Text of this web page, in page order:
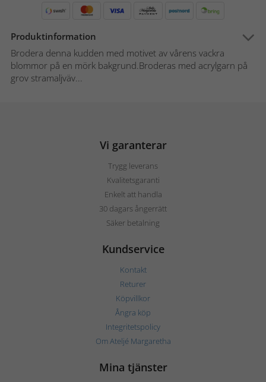
Produktinformation
Brodera denna kudden med motivet av vårens vackra
blommor på en mörk bakgrund.Broderas med acrylgarn på
grov stramaljväv...
Vi garanterar
Trygg leverans
Kvalitetsgaranti
Enkelt att handla
30 dagars ångerrätt
Säker betalning
Kundservice
Kontakt
Returer
Köpvillkor
Ångra köp
Integritetspolicy
Om Ateljé Margaretha
Mina tjänster